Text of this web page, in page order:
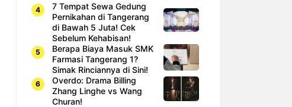
7 Tempat Sewa Gedung
Pernikahan di Tangerang
di Bawah 5 Juta! Cek
Sebelum Kehabisan!
Berapa Biaya Masuk SMK
Farmasi Tangerang 1?
Simak Rinciannya di Sini!
Overdo: Drama Billing
Zhang Linghe vs Wang
Churan!